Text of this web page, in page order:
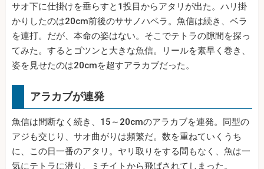
サオ下に仕掛けを垂らすと1投目からアタリが出た。ハリ掛
かりしたのは20cm前後のササノハベラ。魚信は続き、ベラ
を連打。だが、本命の姿はない。そこでテトラの隙間を探っ
てみた。するとゴツンと大きな魚信。リールを素早く巻き、
姿を見せたのは20cmを超すアラカブだった。
アラカブが連発
魚信は間断なく続き、15～20cmのアラカブを連発。同型の
アジも交じり、サオ曲がりは頻繁だ。数を重ねていくうち
に、この日一番のアタリ。ヤリ取りをする間もなく、魚は一
気にテトラに潜り、ミチイトから飛ばされてしまった。